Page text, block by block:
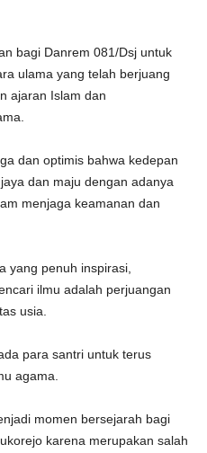
bagi Danrem 081/Dsj untuk
ulama yang telah berjuang
ajaran Islam dan
dan optimis bahwa kedepan
dan maju dengan adanya
menjaga keamanan dan
yang penuh inspirasi,
ilmu adalah perjuangan
usia.
para santri untuk terus
agama.
momen bersejarah bagi
karena merupakan salah